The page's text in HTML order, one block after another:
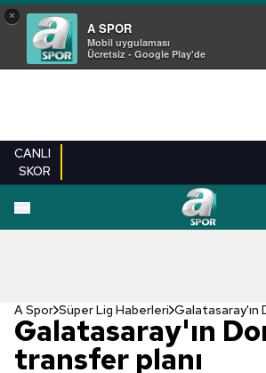
×
A SPOR
Mobil uygulaması
Ücretsiz - Google Play'de
CANLI
SKOR
A Spor Süper Lig Haberleri Galatasaray'ın
Galatasaray'ın
transfer planı